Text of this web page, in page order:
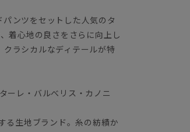
ンツをセットした人気のタ
着心地の良さをさらに向上し
ラシカルなディテールが特
ーレ・バルべリス・カノニ
る生地ブランド。糸の紡績か